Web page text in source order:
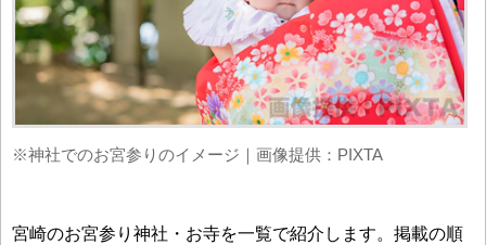
※神社でのお宮参りのイメージ｜画像提供：PIXTA
宮崎のお宮参り神社・お寺を一覧で紹介します。掲載の順